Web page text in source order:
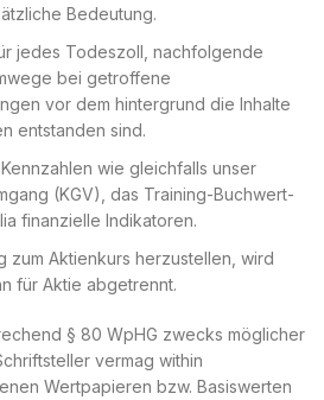
Bedeutung.
jedes Todeszoll, nachfolgende
bei getroffene
vor dem hintergrund die Inhalte
entstanden sind.
wie gleichfalls unser
(KGV), das Training-Buchwert-
finanzielle Indikatoren.
zum Aktienkurs herzustellen, wird
für Aktie abgetrennt.
§ 80 WpHG zwecks möglicher
vermag within
Wertpapieren bzw. Basiswerten